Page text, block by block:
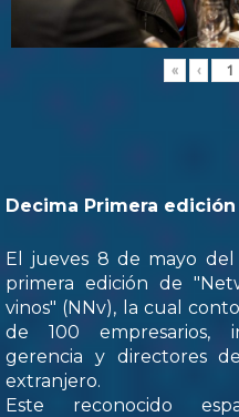
« ‹
Decima Primera
El jueves 8 de mayo
primera edición de
vinos" (NNv), la cual
de 100 empresarios,
gerencia y directores
extranjero.
Este reconocido